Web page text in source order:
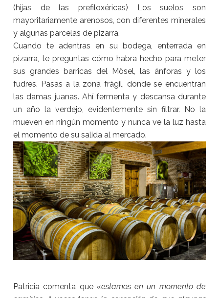
(hijas de las prefiloxéricas) Los suelos son
mayoritariamente arenosos, con diferentes minerales
y algunas parcelas de pizarra.
Cuando te adentras en su bodega, enterrada en
pizarra, te preguntas cómo habra hecho para meter
sus grandes barricas del Mösel, las ánforas y los
fudres. Pasas a la zona frágil, donde se encuentran
las damas juanas. Ahí fermenta y descansa durante
un año la verdejo, evidentemente sin filtrar. No la
mueven en ningún momento y nunca ve la luz hasta
el momento de su salida al mercado.
Patricia comenta que «estamos en un momento de